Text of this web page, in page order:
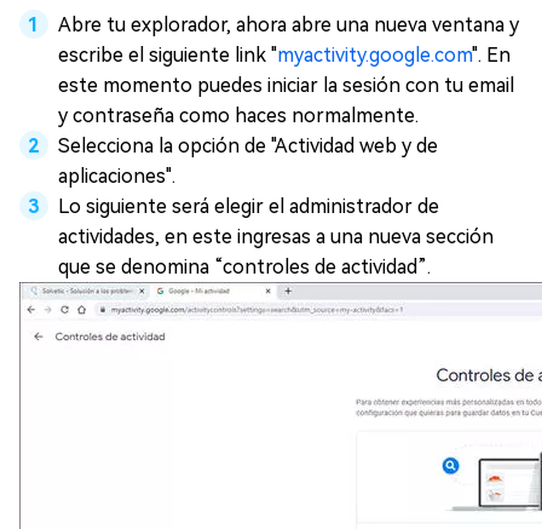
Abre tu explorador, ahora abre una nueva ventana y
escribe el siguiente link "myactivity.google.com". En
este momento puedes iniciar la sesión con tu email
y contraseña como haces normalmente.
Selecciona la opción de "Actividad web y de
aplicaciones".
Lo siguiente será elegir el administrador de
actividades, en este ingresas a una nueva sección
que se denomina “controles de actividad”.